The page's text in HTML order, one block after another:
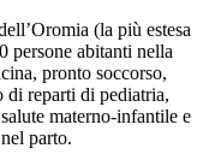
(la più estesa
persone abitanti nella
pronto soccorso,
di reparti di pediatria,
materno-infantile e
parto.